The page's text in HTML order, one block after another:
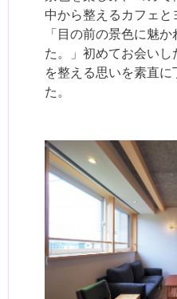
中から整えるカフェと
「目の前の景色に魅
た。」初めてお会い
を整える思いを素直
た。